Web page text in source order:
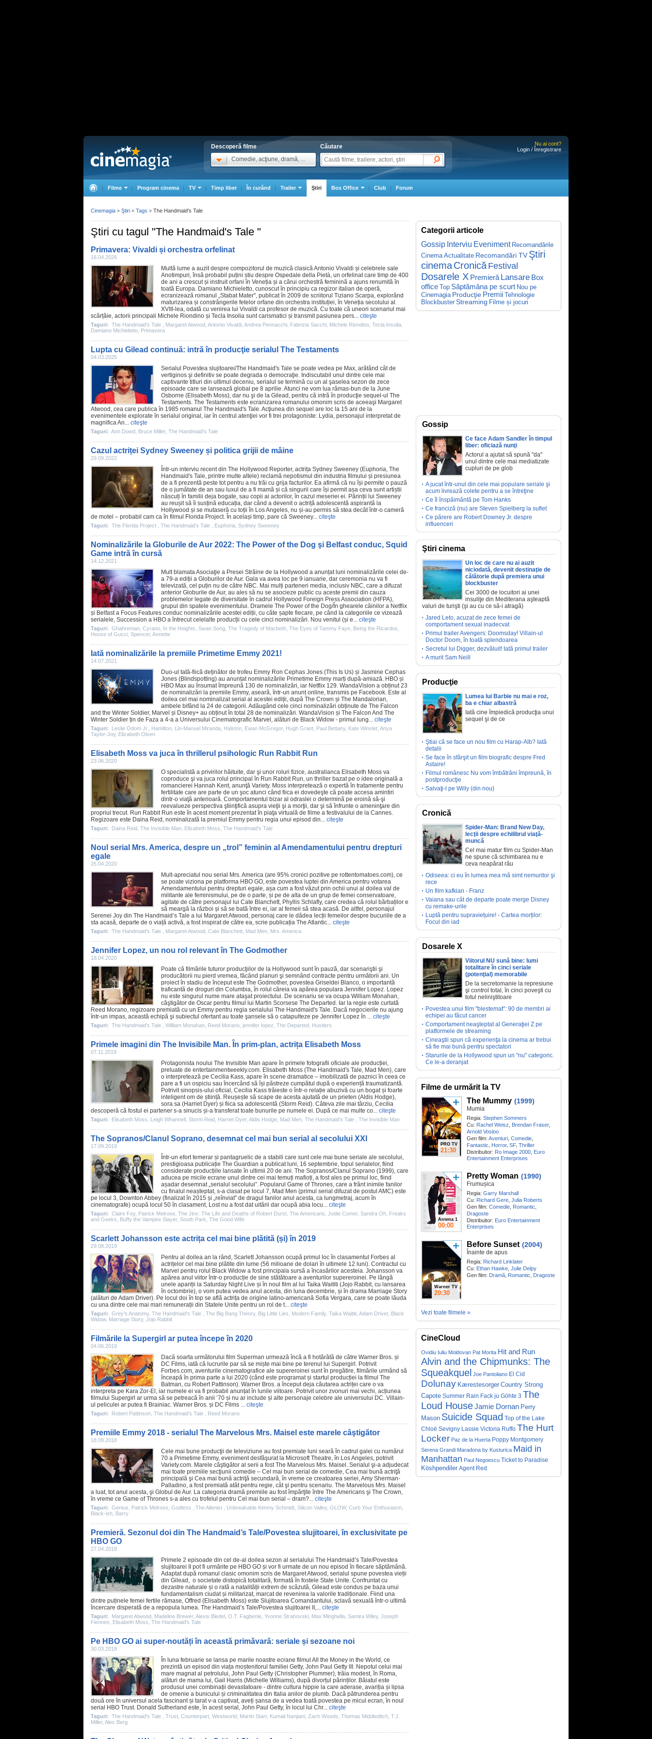
Descoperă filme
Comedie, acţiune, dramă, ...
Căutare
Nu ai cont?
Login / Înregistrare
Filme Program cinema TV Timp liber În curând Trailer Ştiri Box Office Club Forum
Ştiri cu tagul "The Handmaid's Tale "
Primavera: Vivaldi și orchestra orfelinat
16.04.2026
Multă lume a auzit despre compozitorul de muzică clasicăAntonio Vivaldi și celebrele sale
Anotimpuri, însă probabil puțini știu despre Ospedale della Pietà, un orfelinat care timp de 400
de ani a crescut și instruit orfani în Veneția și a cărui orchestră feminină a ajuns renumită în
toată Europa. Damiano Michieletto, cunoscut în principiu ca regizor italian de operă,
ecranizează romanul „Stabat Mater", publicat în 2009 de scriitorul Tiziano Scarpa, explorând
maturizarea și constrângerile fetelor orfane din orchestra instituției, în Veneția secolului al
XVIII-lea, odată cu venirea lui Vivaldi ca profesor de muzică. Cu toate că uneori scenariul mai
scârțâie, actorii principali Michele Riondino și Tecla Insolia sunt carismatici și transmit pasiunea pers... citeşte
Taguri: The Handmaid's Tale Margaret Atwood Antonio Vivaldi Andrea Pennacchi Fabrizia Sacchi Michele Riondino Tecla Insolia
Damiano Michieletto Primavera
Lupta cu Gilead continuă: intră în producţie serialul The Testaments
04.03.2025
Serialul Povestea slujitoarei/The Handmaid's Tale se poate vedea pe Max, arătând cât de
vertiginos şi definitiv se poate degrada o democraţie. Indiscutabil unul dintre cele mai
captivante titluri din ultimul deceniu, serialul se termină cu un al şaselea sezon de zece
episoade care se lansează global pe 8 aprilie. Atunci ne vom lua rămas-bun de la June
Osborne (Elisabeth Moss), dar nu şi de la Gilead, pentru că intră în producţie sequel-ul The
Testaments. The Testaments este ecranizarea romanului omonim scris de aceeaşi Margaret
Atwood, cea care publica în 1985 romanul The Handmaid's Tale. Acţiunea din sequel are loc la 15 ani de la
evenimentele explorate în serialul original, iar în centrul atenţiei vor fi trei protagoniste: Lydia, personajul interpretat de
magnificaAn... citeşte
Taguri: Ann Dowd Bruce Miller, The Handmaid's Tale
Cazul actriței Sydney Sweeney și politica grijii de mâine
29.09.2022
Într-un interviu recent din The Hollywood Reporter, actrița Sydney Sweeney (Euphoria, The
Handmaid's Tale, printre multe altele) reclamă nepotismul din industria filmului și presiunea
de a fi prezentă peste tot pentru a nu trăi cu grija facturilor. Ea afirmă că nu își permite o pauză
de o jumătate de an sau luxul de a fi mamă și că singurii care își permit așa ceva sunt artiștii
născuți în familii deja bogate, sau copii ai actorilor, în cazul meseriei ei. Părinții lui Sweeney
au reușit să îi susțină educația, dar când a devenit o actriță adolescentă aspirantă la
Hollywood și se mutaseră cu toții în Los Angeles, nu și-au permis să stea decât într-o cameră
de motel – probabil cam ca în filmul Florida Project. În același timp, pare că Sweeney... citeşte
Taguri: The Florida Project The Handmaid's Tale Euphoria Sydney Sweeney
Nominalizările la Globurile de Aur 2022: The Power of the Dog şi Belfast conduc, Squid
Game intră în cursă
14.12.2021
Mult blamata Asociaţie a Presei Străine de la Hollywood a anunțat luni nominalizările celei de-
a 79-a ediții a Globurilor de Aur. Gala va avea loc pe 9 ianuarie, dar ceremonia nu va fi
televizată, cel puțin nu de către NBC. Mai mulți parteneri media, inclusiv NBC, care a difuzat
anterior Globurile de Aur, au ales să nu se asocieze public cu aceste premii din cauza
problemelor legate de diversitate în cadrul Hollywood Foreign Press Association (HFPA),
grupul din spatele evenimentului. Dramele The Power of the Dog/În ghearele câinilor a Netflix
și Belfasta Focus Features conduc nominalizările acestei ediții, cu câte șapte fiecare, pe când la categoriile ce vizează
serialele, Succession a HBO a întrecut celelalte producții cu cele cinci nominalizări. Nou venitul (și e... citeşte
Taguri: Ghahreman Cyrano In the Heights Swan Song The Tragedy of Macbeth The Eyes of Tammy Faye Being the Ricardos
House of Gucci Spencer, Annette
Iată nominalizările la premiile Primetime Emmy 2021!
14.07.2021
Duo-ul tată-fiică deținător de trofeu Emmy Ron Cephas Jones (This Is Us) și Jasmine Cephas
Jones (Blindspotting) au anunțat nominalizările Primetime Emmy marți după-amiază. HBO și
HBO Max au însumat împreună 130 de nominalizări, iar Netflix 129. WandaVision a obținut 23
de nominalizări la premiile Emmy, aseară, într-un anunț online, transmis pe Facebook. Este al
doilea cel mai nominalizat serial al acestei ediții, după The Crown și The Mandalorian,
ambele bifând la 24 de categorii. Adăugând cele cinci nominalizări obținute de The Falcon
and the Winter Soldier, Marvel și Disney+ au obținut în total 28 de nominalizări. WandaVision și The Falcon And The
Winter Soldier țin de Faza a 4-a a Universului Cinematografic Marvel, alături de Black Widow - primul lung... citeşte
Taguri: Leslie Odom Jr. Hamilton Lin-Manuel Miranda Halston Ewan McGregor, Hugh Grant Paul Bettany, Kate Winslet Anya
Taylor-Joy, Elizabeth Olsen
Elisabeth Moss va juca în thrillerul psihologic Run Rabbit Run
23.06.2020
O specialistă a privirilor hăituite, dar şi unor roluri fizice, australianca Elisabeth Moss va
coproduce şi va juca rolul principal în Run Rabbit Run, un thriller bazat pe o idee originală a
romancierei Hannah Kent, anunţă Variety. Moss interpretează o expertă în tratamente pentru
fertilitate care are parte de un şoc atunci când fiica ei dovedeşte că poate accesa amintiri
dintr-o viaţă anterioară. Comportamentul bizar al odraslei o determină pe eroină să-şi
reevalueze perspectiva ştiinţifică asupra vieţii şi a morţii, dar şi să înfrunte o ameninţare din
propriul trecut. Run Rabbit Run este în acest moment prezentat în piaţa virtuală de filme a festivalului de la Cannes.
Regizoare este Daina Reid , nominalizată la premiul Emmy pentru regia unui episod din... citeşte
Taguri: Daina Reid The Invisible Man Elisabeth Moss The Handmaid's Tale
Noul serial Mrs. America, despre un „trol” feminin al Amendamentului pentru drepturi
egale
26.04.2020
Mult-apreciatul nou serial Mrs. America (are 95% cronici pozitive pe rottentomatoes.com), ce
se poate viziona pe platforma HBO GO, este povestea luptei din America pentru votarea
Amendamentului pentru drepturi egale, așa cum a fost văzut prin ochii unui al doilea val de
militante ale feminismului, pe de o parte, și pe de alta de un grup de femei conservatoare,
agitate de către personajul lui Cate Blanchett, Phyllis Schlafly, care credea că rolul bărbaților e
să meargă la război și să se bată între ei, iar al femeii să stea acasă. De altfel, personajul
Serenei Joy din The Handmaid’s Tale a lui Margaret Atwood , personaj care le dădea lecții femeilor despre bucuriile de a
sta acasă, departe de o viață activă, a fost inspirat de către ea, scrie publicația The Atlantic... citeşte
Taguri: The Handmaid's Tale Margaret Atwood Cate Blanchett Mad Men Mrs. America
Jennifer Lopez, un nou rol relevant în The Godmother
18.04.2020
Poate că filmările tuturor producţiilor de la Hollywood sunt în pauză, dar scenariştii şi
producătorii nu pierd vremea, făcând planuri şi semnând contracte pentru următorii ani. Un
proiect în stadiu de început este The Godmother, povestea Griseldei Blanco, o importantă
traficantă de droguri din Columbia, în rolul căreia va apărea populara Jennifer Lopez. Lopez
nu este singurul nume mare ataşat proiectului. De scenariu se va ocupa William Monahan,
câştigător de Oscar pentru filmul lui Martin Scorsese The Departed . Iar la regie este curtată
Reed Morano, regizoare premiată cu un Emmy pentru regia serialului The Handmaid's Tale. Dacă negocierile nu ajung
într-un impas, această echipă şi subiectul ofertant au toate şansele să o catapulteze pe Jennifer Lopez în ... citeşte
Taguri: The Handmaid's Tale William Monahan Reed Morano jennifer lopez The Departed Hustlers
Primele imagini din The Invisibile Man. În prim-plan, actrița Elisabeth Moss
07.11.2019
Protagonista noului The Invisible Man apare în primele fotografii oficiale ale producției,
preluate de entertainmentweekly.com. Elisabeth Moss (The Handmaid's Tale, Mad Men), care
o interpretează pe Cecilia Kass, apare în scene dramatice – imobilizată de paznici în ceea ce
pare a fi un ospiciu sau încercând să își păstreze cumpătul după o experiență traumatizantă.
Potrivit sinopsis-ului oficial, Cecilia Kass trăieste o într-o relație abuzivă cu un bogat și foarte
inteligent om de știință. Reușește să scape de acesta ajutată de un prieten (Aldis Hodge),
sora sa (Harriet Dyer) și fiica sa adolescentă (Storm Reid). Câteva zile mai târziu, Cecilia
descoperă că fostul ei partener s-a sinucis și-a transferat toate bunurile pe numele ei. După ce mai multe co... citeşte
Taguri: Elisabeth Moss Leigh Whannell Storm Reid Harriet Dyer, Aldis Hodge Mad Men The Handmaid's Tale The Invisible Man
The Sopranos/Clanul Soprano, desemnat cel mai bun serial al secolului XXI
17.09.2019
Într-un efort temerar și pantagruelic de a stabili care sunt cele mai bune seriale ale secolului,
prestigioasa publicație The Guardian a publicat luni, 16 septembrie, topul serialelor, fiind
considerate producțiile lansate în ultimii 20 de ani. The Sopranos/Clanul Soprano (1999), care
aducea pe micile ecrane unul dintre cei mai temuți mafioți, a fost ales pe primul loc, fiind
așadar desemnat „serialul secolului”. Popularul Game of Thrones, care a frânt inimile fanilor
cu finalul neașteptat, s-a clasat pe locul 7, Mad Men (primul serial difuzat de postul AMC) este
pe locul 3, Downton Abbey (finalizat în 2015 și „reînviat” de dragul fanilor anul acesta, ca lungmetraj, acum în
cinematografe) ocupă locul 50 în clasament, Lostnu a fost dat uitării dar ocupă abia locu... citeşte
Taguri: Claire Foy, Patrick Melrose The Jinx: The Life and Deaths of Robert Durst The Americans Jodie Comer, Sandra Oh Freaks
and Geeks
Buffy the Vampire Slayer, South Park The Good Wife
Scarlett Johansson este actrița cel mai bine plătită (și) în 2019
29.08.2019
Pentru al doilea an la rând, Scarlett Johansson ocupă primul loc în clasamentul Forbes al
actrițelor cel mai bine plătite din lume (56 milioane de dolari în ultimele 12 luni). Contractul cu
Marvel pentru rolul
Black Widow a fost principala sursă a încasărilor acesteia. Johansson va
apărea anul viitor într-o producție de sine stătătoare a aventurilor supereroinei. Pe lângă
unele apariții la Saturday Night Live și în noul film al lui Taika Waititi (Jojo Rabbit, cu lansarea
în octombrie), o vom putea vedea anul acesta, din luna decembrie, și în drama Marriage Story
(alături de Adam Driver). Pe locul doi în top se află actrița de origine latino-americană Sofia Vergara, care se poate lăuda
cu una dintre cele mai mari remunerații din Statele Unite pentru un rol de t... citeşte
Taguri: Grey's Anatomy, The Handmaid's Tale The Big Bang Theory, Big Little Lies Modern Family, Taika Waititi Adam Driver, Black
Widow, Marriage Story, Jojo Rabbit
Filmările la Supergirl ar putea începe în 2020
04.06.2019
Dacă soarta următorului film Superman urmează încă a fi hotărâtă de către Warner Bros. și
DC Films, iată că lucrurile par să se miște mai bine pe terenul lui Supergirl. Potrivit
Forbes.com, aventurile cinematografice ale supereroinei sunt în pregătire, filmările urmând să
înceapă în prima parte a lui 2020 (când este programat și startul producției la filmul The
Batman, cu Robert Pattinson). Warner Bros. a început deja căutarea actriței care o va
interpreta pe Kara Zor-El, iar numele ei va fi probabil anunțat în lunile viitoare. Potrivit unor zvonuri mai vechi, acțiunea
filmului Supergirl ar urma să se petreacă în anii ’70 și nu ar include și alte personaje celebre ale universului DC. Villain-
ul peliculei ar putea fi Brainiac. Warner Bros. și DC Films ... citeşte
Taguri: Robert Pattinson The Handmaid's Tale Reed Morano
Premiile Emmy 2018 - serialul The Marvelous Mrs. Maisel este marele câştigător
18.09.2018
Cele mai bune producţii de televiziune au fost premiate luni seară în cadrul galei cu numărul
70 a Primetime Emmy, eveniment desfăşurat la Microsoft Theatre, în Los Angeles, potrivit
Variety.com. Marele câştigător al serii a fost The Marvelous Mrs. Maisel. Serialul şi-a adjudecat
mai toate premiile secţiunii comedie – Cel mai bun serial de comedie, Cea mai bună actriţă
principală şi Cea mai bună actriţă secundară, în vreme ce creatoarea seriei, Amy Sherman-
Palladino, a fost premiată atât pentru regie, cât şi pentru scenariu. The Marvelous Mrs. Maisel
a luat, tot anul acesta, şi Globul de Aur. La categoria dramă premiile au fost împărţite între The Americans şi The Crown,
în vreme ce Game of Thrones s-a ales cu trofelul pentru Cel mai bun serial – dram?... citeşte
Taguri: Genius Patrick Melrose Godless The Alienist Unbreakable Kimmy Schmidt Silicon Valley, GLOW, Curb Your Enthusiasm
Black-ish Barry
Premieră. Sezonul doi din The Handmaid’s Tale/Povestea slujitoarei, în exclusivitate pe
HBO GO
27.04.2018
Primele 2 episoade din cel de-al doilea sezon al serialului The Handmaid’s Tale/Povestea
slujitoarei II pot fi urmărite pe HBO GO și vor fi urmate de un nou episod în fiecare săptămână.
Adaptat după romanul clasic omonim scris de Margaret Atwood , serialul spune povestea vieții
din Gilead, o societate distopică totalitară, formată în fostele State Unite. Confruntat cu
dezastre naturale și o rată a natalității extrem de scăzută, Gilead este condus pe baza unui
fundamentalism ciudat și militarizat, marcat de revenirea la valorile tradiționale. Fiind una
dintre puținele femei fertile rămase, Offred (Elisabeth Moss) este Slujitoarea Comandantului, sclavă sexuală într-o ultimă
încercare disperată de a repopula lumea. The Handmaid’s Tale/Povestea slujitoarei II,... citeşte
Taguri: Margaret Atwood Madeline Brewer, Alexis Bledel O.T. Fagbenle Yvonne Strahovski Max Minghella Samira Wiley, Joseph
Fiennes
Elisabeth Moss The Handmaid's Tale
Pe HBO GO ai super-noutăți în această primăvară: seriale și sezoane noi
30.03.2018
În luna februarie se lansa pe marile noastre ecrane filmul All the Money in the World , ce
prezintă un episod din viața moștenitorul familiei Getty, John Paul Getty III. Nepotul celui mai
mare magnat al petrolului, John Paul Getty (Christopher Plummer), trăia modest, în Roma,
alături de mama lui, Gail Harris (Michelle Williams), după divorțul părinților. Băiatul este
produsul unei combinații devastatoare - dintre cultura hippie la care aderase, avariția și lipsa
de omenie a bunicului și criminalitatea din Italia anilor de plumb. Dacă pătrunderea pentru
două ore în universul acela fascinant și tarat v-a captivat, aveți șansa de a vedea toată povestea pe micul ecran, în noul
serial HBO Trust. Donald Sutherland este, în acest serial, John Paul Getty, în locul lui Chr... citeşte
Taguri: The Handmaid's Tale Trust Counterpart Westworld Martin Starr, Kumail Nanjiani Zach Woods Thomas Middleditch T.J.
Miller, Alec Berg
Categorii articole
Gossip Interviu Eveniment Recomandările
Cinema Actualitate Recomandări TV Ştiri
cinemaCronicăFestival
Dosarele X Premieră Lansare Box
office Top Săptămâna pe scurt Nou pe
Cinemagia Producţie Premii Tehnologie
Blockbuster Streaming Filme și jocuri
Gossip
Ce face Adam Sandler în timpul
liber: oficiază nunţi
Actorul a ajutat să spună "da"
unul dintre cele mai mediatizate
cupluri de pe glob
A jucat într-unul din cele mai populare seriale şi
acum livrează colete pentru a se întreţine
Ce îl înspăimântă pe Tom Hanks
Ce franciză (nu) are Steven Spielberg la suflet
Ce părere are Robert Downey Jr. despre
influenceri
Ştiri cinema
Un loc de care nu ai auzit
niciodată, devenit destinaţie de
călătorie după premiera unui
blockbuster
Cei 3000 de locuitori ai unei
insuliţe din Mediterana aşteaptă
valuri de turişti (şi au cu ce să-i atragă)
Jared Leto, acuzat de zece femei de
comportament sexual inadecvat
Primul trailer Avengers: Doomsday! Villain-ul
Doctor Doom, în toată splendoarea
Secretul lui Digger, dezvăluit! Iată primul trailer
A murit Sam Neill
Producţie
Lumea lui Barbie nu mai e roz,
ba e chiar albastră
Iată cine împiedică producţia unui
sequel şi de ce
Ştiai că se face un nou film cu Harap-Alb? Iată
detalii
Se face în sfârşit un film biografic despre Fred
Astaire!
Filmul românesc Nu vom îmbătrâni împreună, în
postproducţie
Salvaţi-l pe Willy (din nou)
Cronică
Spider-Man: Brand New Day,
lecţii despre echilibrul viaţă-
muncă
Cel mai matur film cu Spider-Man
ne spune că schimbarea nu e
ceva neapărat rău
Odiseea: ci eu în lumea mea mă simt nemuritor şi
rece
Un film kafkian - Franz
Vaiana sau cât de departe poate merge Disney
cu remake-urile
Luptă pentru supraviețuire! - Cartea morților:
Focul din iad
Dosarele X
Viitorul NU sună bine: lumi
totalitare în cinci seriale
(potenţial) memorabile
De la secretomanie la represiune
şi control total, în cinci poveşti cu
totul neliniştitoare
Povestea unui film "blestemat": 90 de membri ai
echipei au făcut cancer
Comportament neaşteptat al Generaţiei Z pe
platformele de streaming
Cineaştii spun că experienţa la cinema ar trebui
să fie mai bună pentru spectatori
Starurile de la Hollywood spun un "nu" categoric.
Ce le-a deranjat
Filme de urmărit la TV
PRO TV
21:30
The Mummy (1999)
Mumia
Regia: Stephen Sommers
Cu: Rachel Weisz Brendan Fraser,
Arnold Vosloo
Gen film: Aventuri Comedie
Fantastic, Horror, SF, Thriller
Distribuitor: Ro Image 2000 Euro
Entertainment Enterprises
Antena 1
00:00
Pretty Woman (1990)
Frumușica
Regia: Garry Marshall
Cu: Richard Gere Julia Roberts
Gen film: Comedie Romantic
Dragoste
Distribuitor: Euro Entertainment
Enterprises
Warner TV
20:30
Before Sunset (2004)
Înainte de apus
Regia: Richard Linklater
Cu: Ethan Hawke Julie Delpy
Gen film: Dramă Romantic Dragoste
Vezi toate filmele »
CineCloud
Ovidiu Iuliu Moldovan Pat Morita Hit and Run
Alvin and the Chipmunks: The
Squeakquel Joe Pantoliano El Cid
Dolunay Kærestesorger Country Strong
Capote Summer Rain Fack ju Göhte 3 The
Loud HouseJamie Dornan Perry
Mason Suicide Squad Top of the Lake
Chloë Sevigny
Lassie Victoria Ruffo The Hurt
Locker Paz de la Huerta Poppy Montgomery
Serena Grandi Maradona by Kusturica Maid in
Manhattan Paul Negoescu Ticket to Paradise
Köshpendiler Agent Red
Cinemagia > Ştiri > Tags > The Handmaid's Tale